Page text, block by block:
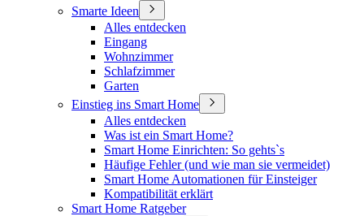
Smarte Ideen
Alles entdecken
Eingang
Wohnzimmer
Schlafzimmer
Garten
Einstieg ins Smart Home
Alles entdecken
Was ist ein Smart Home?
Smart Home Einrichten: So gehts`s
Häufige Fehler (und wie man sie vermeidet)
Smart Home Automationen für Einsteiger
Kompatibilität erklärt
Smart Home Ratgeber